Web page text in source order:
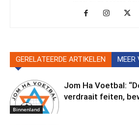
GERELATEERDE ARTIKELEN MEER
Binnenland
Jom Ha Voetbal:
verdraait feiten,